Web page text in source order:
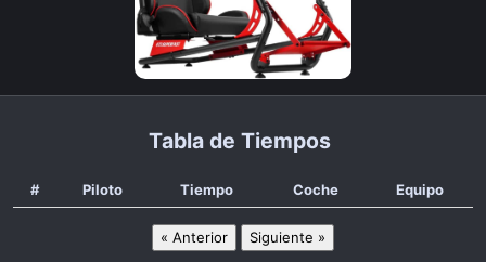
Tabla de Tiempos
# Piloto Tiempo Coche Equipo
« Anterior Siguiente »